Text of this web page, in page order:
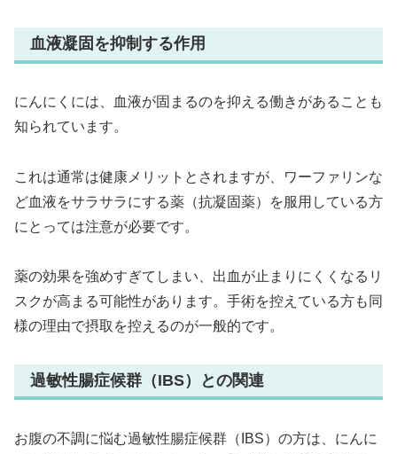
血液凝固を抑制する作用
にんにくには、血液が固まるのを抑える働きがあることも
知られています。
これは通常は健康メリットとされますが、ワーファリンな
ど血液をサラサラにする薬（抗凝固薬）を服用している方
にとっては注意が必要です。
薬の効果を強めすぎてしまい、出血が止まりにくくなるリ
スクが高まる可能性があります。手術を控えている方も同
様の理由で摂取を控えるのが一般的です。
過敏性腸症候群（IBS）との関連
お腹の不調に悩む過敏性腸症候群（IBS）の方は、にんに